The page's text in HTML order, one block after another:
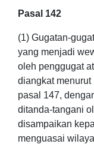
Pasal 142
(1) Gugatan-
yang menjadi
oleh penggugat
diangkat
pasal 147,
ditanda-tangani
disampaikan
menguasai